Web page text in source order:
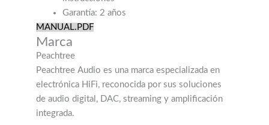
Marca
Peachtree
Peachtree Audio es una marca especializada en
electrónica HiFi, reconocida por sus soluciones
de audio digital, DAC, streaming y amplificación
integrada.
Sus productos combinan tecnología avanzada,